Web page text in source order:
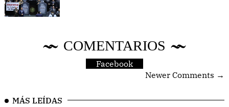
COMENTARIOS
Facebook
Newer Comments →
MÁS LEÍDAS